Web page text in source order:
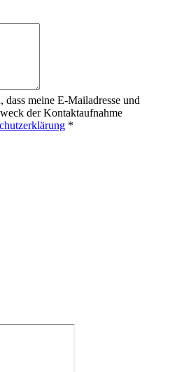
meine E-Mailadresse und
der Kontaktaufnahme
*